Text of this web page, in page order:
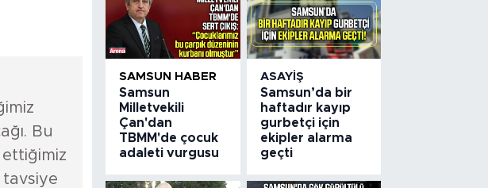
Bu
ettiğimiz
tavsiye
SAMSUN HABER
Samsun
Milletvekili
Çan'dan
TBMM'de çocuk
adaleti vurgusu
ASAYIŞ
Samsun’da bir
haftadır kayıp
gurbetçi için
ekipler alarma
geçti